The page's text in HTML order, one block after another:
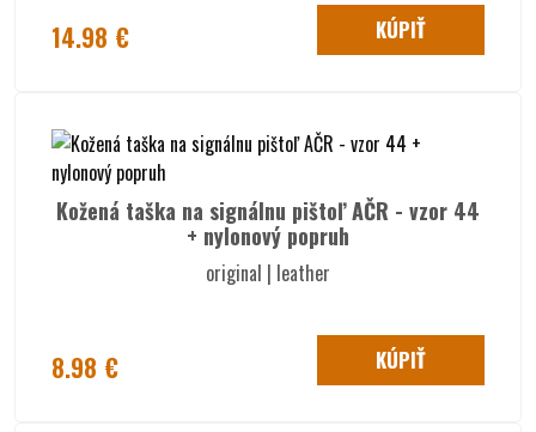
14.98 € KÚPIŤ
Kožená taška na signálnu pištoľ AČR - vzor 44
+ nylonový popruh
original | leather
8.98 € KÚPIŤ